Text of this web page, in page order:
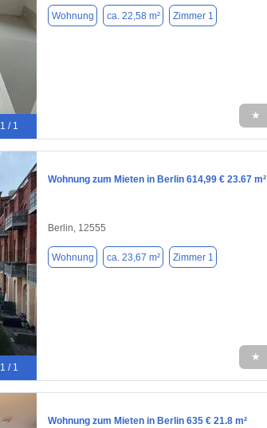
1 / 1
Wohnung ca. 22,58 m² Zimmer 1
★
1 / 1
Wohnung zum Mieten in Berlin 614,99 € 23.67 m²
Berlin, 12555
Wohnung ca. 23,67 m² Zimmer 1
★
Wohnung zum Mieten in Berlin 635 € 21.8 m²